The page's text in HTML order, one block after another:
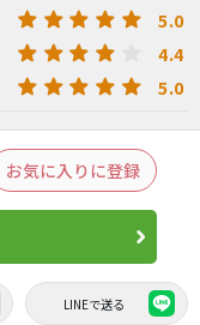
5.0
4.4
5.0
お気に入りに登録
LINEで送る